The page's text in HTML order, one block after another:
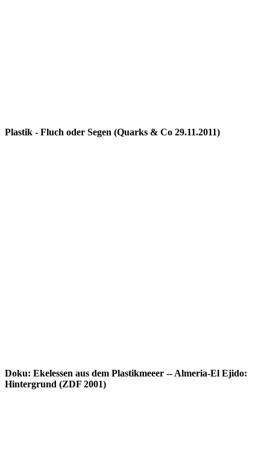
Plastik - Fluch oder Segen (Quarks & Co 29.11.2011)
Doku: Ekelessen aus dem Plastikmeeer -- Almeria-El Ejido:
Hintergrund (ZDF 2001)